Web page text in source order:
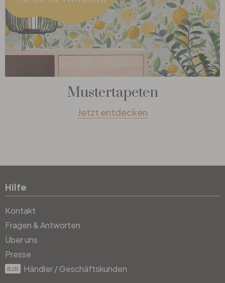
Mustertapeten
Jetzt entdecken
Hilfe
Kontakt
Fragen & Antworten
Über uns
Presse
B2B Händler / Geschäftskunden